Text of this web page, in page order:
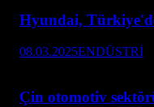
Hyundai,
08.03.2025ENDÜSTRİ
Çin otomotiv